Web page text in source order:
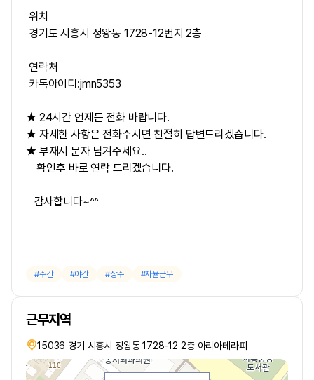
위치
경기도 시흥시 정왕동 1728-12번지 2층
연락처
카톡아이디:jmn5353
★ 24시간 언제든 전화 바랍니다.
★ 자세한 사항은 전화주시면 친절히 답변드리겠습니다.
★ 부재시 문자 남겨주세요..
확인후 바로 연락 드리겠습니다.
감사합니다~^^
주간 야간 상주 자율근무
근무지역
15036 경기 시흥시 정왕동 1728-12 2층 아리아테라피